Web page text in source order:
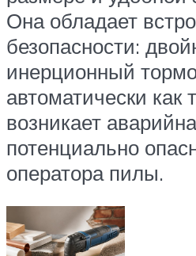
Она обладает
безопасности:
инерционный
автоматически как
возникает
потенциально
оператора пилы.